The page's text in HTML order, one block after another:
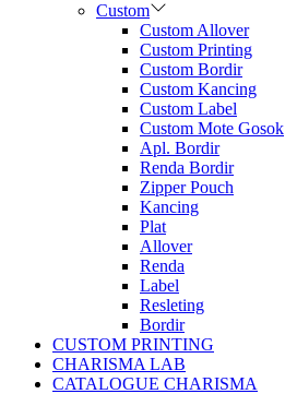
Custom
Custom Allover
Custom Printing
Custom Bordir
Custom Kancing
Custom Label
Custom Mote Gosok
Apl. Bordir
Renda Bordir
Zipper Pouch
Kancing
Plat
Allover
Renda
Label
Resleting
Bordir
CUSTOM PRINTING
CHARISMA LAB
CATALOGUE CHARISMA